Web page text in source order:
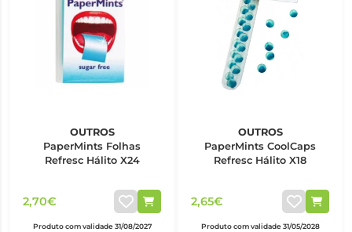
OUTROS
PaperMints Folhas
Refresc Hálito X24
2,70€
Produto com validade 31/08/2027
OUTROS
PaperMints CoolCaps
Refresc Hálito X18
2,65€
Produto com validade 31/05/2028